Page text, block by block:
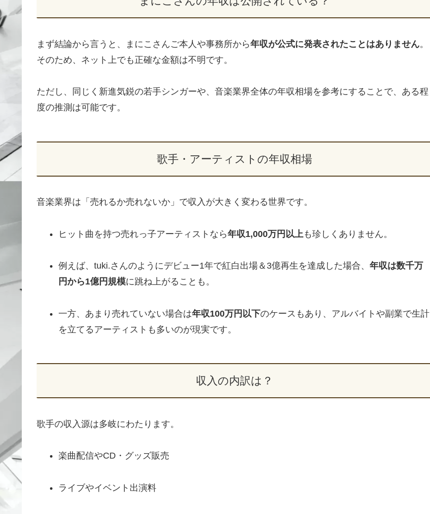
まず結論から言うと、まにこさんご本人や事務所から年収が公式に発表されたことはありません。
そのため、ネット上でも正確な金額は不明です。
ただし、同じく新進気鋭の若手シンガーや、音楽業界全体の年収相場を参考にすることで、ある程
度の推測は可能です。
歌手・アーティストの年収相場
音楽業界は「売れるか売れないか」で収入が大きく変わる世界です。
ヒット曲を持つ売れっ子アーティストなら年収1,000万円以上 も珍しくありません。
例えば、tuki.さんのようにデビュー1年で紅白出場＆3億再生を達成した場合、 年収は数千万
円から1億円規模に跳ね上がることも。
一方、あまり売れていない場合は年収100万円以下のケースもあり、アルバイトや副業で生計
を立てるアーティストも多いのが現実です。
収入の内訳は？
歌手の収入源は多岐にわたります。
楽曲配信やCD・グッズ販売
ライブやイベント出演料